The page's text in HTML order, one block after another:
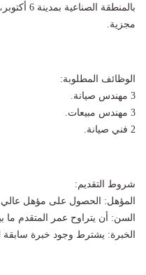
مجزية.
الوظائف المطلوبة:
3 مهندس صيانة.
3 مهندس مبيعات.
2 فني صيانة.
شروط التقديم:
المؤهل: الحصول على مؤهل
السن: أن يتراوح عمر المتقدم ما بين 25 إلى 27
الخبرة: يشترط وجود خبرة سابقة لمدة 3 سنوات في نفس